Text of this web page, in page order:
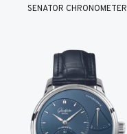
SENATOR CHRONOMETER